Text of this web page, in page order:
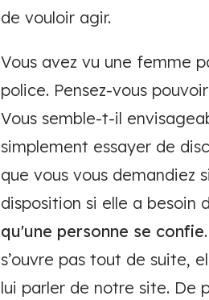
de vouloir agir.
Vous avez vu une femme
police. Pensez-vous
Vous semble-t-il
simplement essayer de
que vous vous demandiez
disposition si elle a besoin
qu'une personne se confie
s’ouvre pas tout de suite,
lui parler de notre site. De